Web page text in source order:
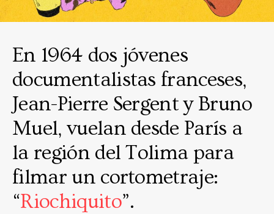
En 1964 dos jóvenes
documentalistas franceses,
Jean-Pierre Sergent y Bruno
Muel, vuelan desde París a
la región del Tolima para
filmar un cortometraje:
“Riochiquito”.